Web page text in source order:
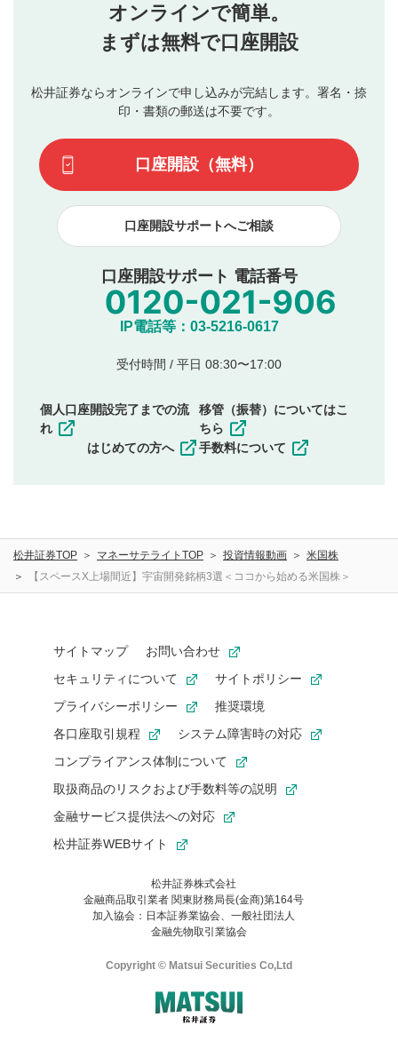
投稿するボタン
星で評価をすると投稿できます。（お名前とコメント
3
動画の評価
です）
行ってください。
当社は、利用者同士、もしくは利用者と第三者間のトラ
ブルによって生じた損害に対して一切の責任を負いませ
評価およびコメントは当社にて審査のうえ、掲載となり
ます。掲載されるまでに日数がかかる場合や掲載されない
てはお答えできません。各動画コンテンツへの掲載をもっ
て結果のご連絡といたします。ご了承ください。
下記の項目に該当すると判断された投稿内容は、掲載を
見合わせる場合がございます。
本動画コンテンツとは無関係の内容の投稿
他者への誹謗中傷や差別的表現投稿
公序良俗に反する内容の投稿
氏名、住所、電話番号など個人を特定できる情報の
他のサイトへの誘導や営利目的、広告・宣伝を目
他者の権利（商標、著作権、その他の知的財産
その他当社が不適切と判断した投稿
一度投稿した評価およびコメントの変更・削除はできま
に関する著作者人格権を行使しないことに同意します。利
用者が投稿したコメントは、当社サービスの広告・宣伝、
利用促進の目的で、印刷物・WEBサイト・SNS等に掲載す
ることがあります。
オンラインで簡単。
まずは無料で口座開設
松井証券ならオンラインで申し込みが完結します。署名・捺
印・書類の郵送は不要です。
口座開設（無料）
口座開設サポートへご相談
口座開設サポート 電話番号
IP電話等：03-5216-0617
受付時間 / 平日 08:30〜17:00
個人口座開設完了までの流
れ
はじめての方へ
移管（振替）についてはこ
ちら
手数料について
松井証券TOP マネーサテライトTOP 投資情報動画
米国株
【スペースX上場間近】宇宙開発銘柄3選＜ココから始める米国株＞
サイトマップ
お問い合わせ
セキュリティについて
サイトポリシー
プライバシーポリシー
推奨環境
各口座取引規程
システム障害時の対応
コンプライアンス体制について
取扱商品のリスクおよび手数料等の説明
金融サービス提供法への対応
松井証券WEBサイト
松井証券株式会社
金融商品取引業者 関東財務局長(金商)第164号
加入協会：日本証券業協会、一般社団法人
金融先物取引業協会
Copyright © Matsui Securities Co,Ltd
お気に入り機能は松井証券の会員限定の機能です。
お気に入り登録いただくと、後からいつでもお気に入りのコンテ
ンツを一覧でご確認いただけます。
ご利用いただくには口座開設が必要です。
はご利用の端末で一度ログインしてください。